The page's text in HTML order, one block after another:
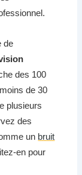
de
des 100
de 30
plusieurs
des
un bruit
en pour